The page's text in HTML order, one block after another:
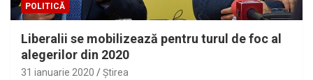
POLITICĂ
Liberalii se mobilizează pentru turul de foc al
alegerilor din 2020
31 ianuarie 2020 Ştirea